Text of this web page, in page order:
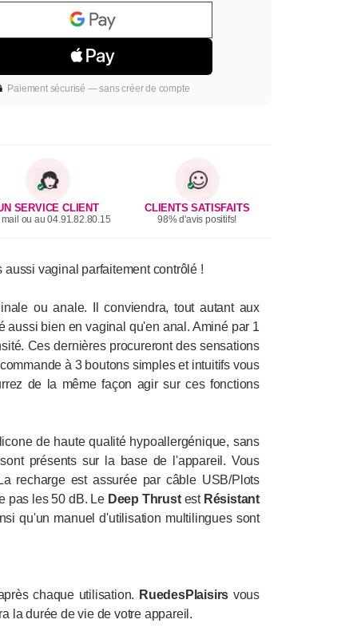
Paiement sécurisé — sans créer de compte
SERVICE CLIENT
ou au 04.91.82.80.15
CLIENTS SATISFAITS
98% d'avis positifs!
aussi vaginal parfaitement contrôlé !
ou anale. Il conviendra, tout autant aux
aussi bien en vaginal qu'en anal. Aminé par 1
Ces dernières procureront des sensations
à 3 boutons simples et intuitifs vous
de la même façon agir sur ces fonctions
de haute qualité hypoallergénique, sans
présents sur la base de l'appareil. Vous
recharge est assurée par câble USB/Plots
pas les 50 dB. Le Deep ThrustestRésistant
qu'un manuel d'utilisation multilingues sont
chaque utilisation. RuedesPlaisirs vous
la durée de vie de votre appareil.